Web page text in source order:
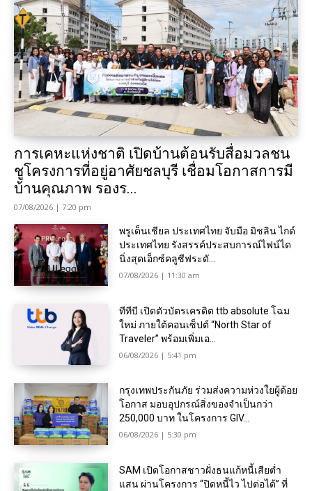
การเคหะแห่งชาติ เปิดบ้านต้อนรับสื่อมวลชน
ชูโครงการที่อยู่อาศัยชลบุรี เชื่อมโอกาสการมี
บ้านคุณภาพ รองร...
07/08/2026 | 7:20 pm
พรูเด็นเชียล ประเทศไทย จับมือ มิชลิน ไกด์
ประเทศไทย รังสรรค์ประสบการณ์ไฟน์ได
นิ่งสุดเอ็กซ์คลูซีฟระดั...
07/08/2026 | 11:30 am
ทีทีบี เปิดตัวบัตรเครดิต ttb absolute โฉม
ใหม่ ภายใต้คอนเซ็ปต์ “North Star of
Traveler” พร้อมเพิ่มเอ...
06/08/2026 | 5:41 pm
กรุงเทพประกันภัย ร่วมส่งความห่วงใยผู้ด้อย
โอกาส มอบอุปกรณ์สิ่งของจำเป็นกว่า
250,000 บาท ในโครงการ GIV...
06/08/2026 | 5:30 pm
SAM เปิดโอกาสชาวฝั่งธนแก้หนี้เสียต่ำ
แสน ผ่านโครงการ “ปิดหนี้ไว ไปต่อได้” ที่